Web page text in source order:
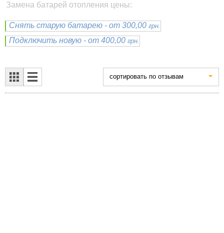
Замена батарей отопления цены:
Снять старую батарею - от 300,00 грн.
Подключить новую - от 400,00 грн.
cортировать по отзывам